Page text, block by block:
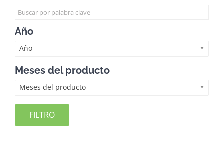
Año
Año
Meses del producto
Meses del producto
FILTRO